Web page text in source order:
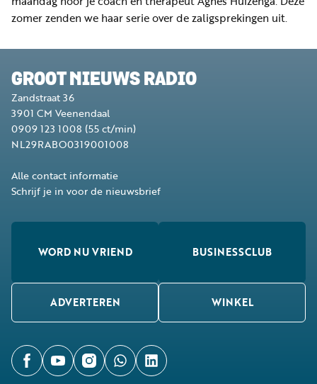
zomer zenden we haar serie over de zaligsprekingen uit.
GROOT NIEUWS RADIO
Zandstraat 36
3901 CM Veenendaal
0909 123 1008 (55 ct/min)
NL29RABO0319001008
Alle contact informatie
Schrijf je in voor de nieuwsbrief
WORD NU VRIEND BUSINESSCLUB
ADVERTEREN WINKEL